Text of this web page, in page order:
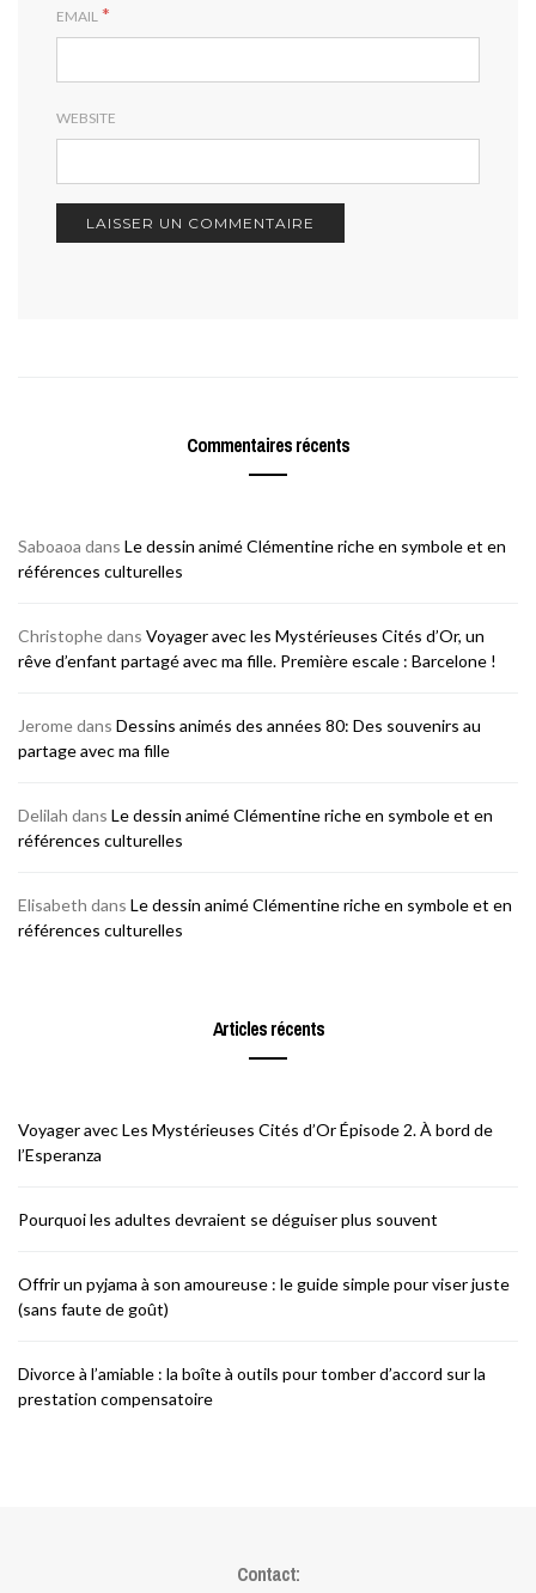
EMAIL *
WEBSITE
Commentaires récents
Saboaoa dans Le dessin animé Clémentine riche en symbole et en
références culturelles
Christophedans Voyager avec les Mystérieuses Cités d’Or, un
rêve d’enfant partagé avec ma fille. Première escale : Barcelone !
Jeromedans Dessins animés des années 80: Des souvenirs au
partage avec ma fille
Delilah dans Le dessin animé Clémentine riche en symbole et en
références culturelles
Elisabeth dans Le dessin animé Clémentine riche en symbole et en
références culturelles
Articles récents
Voyager avec Les Mystérieuses Cités d’Or Épisode 2. À bord de
l’Esperanza
Pourquoi les adultes devraient se déguiser plus souvent
Offrir un pyjama à son amoureuse : le guide simple pour viser juste
(sans faute de goût)
Divorce à l’amiable : la boîte à outils pour tomber d’accord sur la
prestation compensatoire
Contact: